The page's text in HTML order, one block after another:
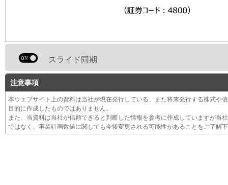
スライド同期
注意事項
本ウェブサイト上の資料は当社が現在発行している、また将来発行する株式や
目的に作成したものではありません。
また、当資料は当社が信頼できると判断した情報を参考に作成していますが当
ではなく、事業計画数値に関しても今後変更される可能性があることをご了解